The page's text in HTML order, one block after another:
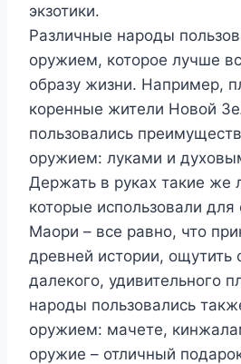
экзотики.
Различные народы
оружием, которое лучше
образу жизни. Например,
коренные жители Новой
пользовались
оружием: луками и
Держать в руках такие же
которые использовали
Маори – все равно, что
древней истории, ощутить
далекого, удивительного
народы пользовались
оружием: мачете,
оружие – отличный